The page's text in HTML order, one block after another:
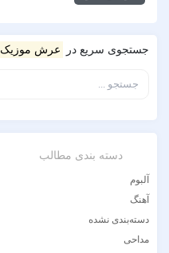
جستجوی سریع در عرش موزیک
دسته بندی مطالب
آلبوم
آهنگ
دسته‌بندی نشده
مداحی